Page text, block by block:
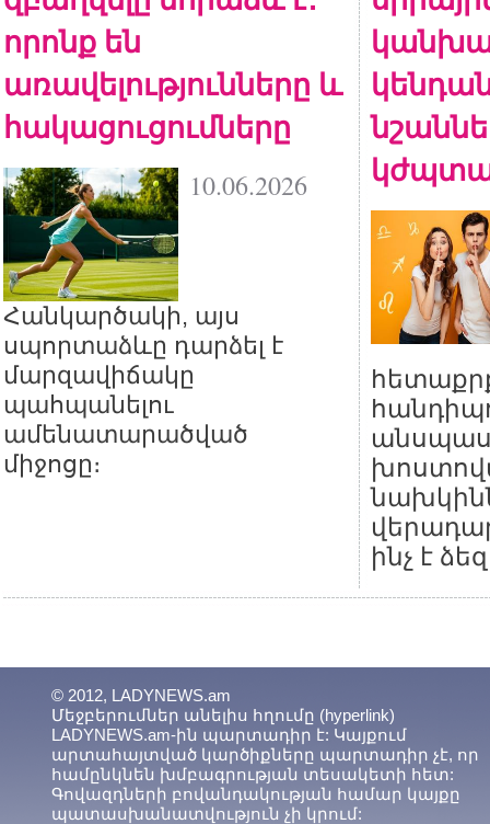
որոնք են
առավելությունները և
հակացուցումները
10.06.2026
Հանկարծակի, այս
սպորտաձևը դարձել է
մարզավիճակը
պահպանելու
ամենատարածված
միջոցը։
ինչ է
© 2012, LADYNEWS.am
Մեջբերումներ անելիս հղումը (hyperlink)
LADYNEWS.am-ին պարտադիր է: Կայքում
արտահայտված կարծիքները պարտադիր չէ, որ
համընկնեն խմբագրության տեսակետի հետ:
Գովազդների բովանդակության համար կայքը
պատասխանատվություն չի կրում: